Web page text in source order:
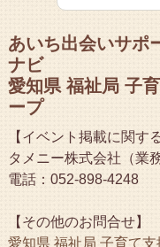
あいち出会いサポ
ナビ
愛知県 福祉局 子
ープ
【イベント掲載に関す
タメニー株式会社（業
電話：052-898-4248
【その他のお問合せ】
愛知県 福祉局 子育て